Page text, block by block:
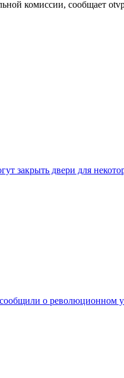
комиссии, сообщает
закрыть двери для
о революционном